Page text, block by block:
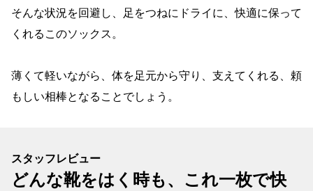
そんな状況を回避し、足をつねにドライに、快適に保って
くれるこのソックス。
薄くて軽いながら、体を足元から守り、支えてくれる、頼
もしい相棒となることでしょう。
スタッフレビュー
どんな靴をはく時も、これ一枚で快